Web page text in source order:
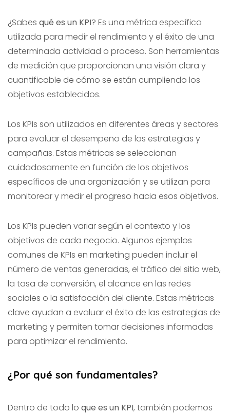
¿Sabes qué es un KPI? Es una métrica específica
utilizada para medir el rendimiento y el éxito de una
determinada actividad o proceso. Son herramientas
de medición que proporcionan una visión clara y
cuantificable de cómo se están cumpliendo los
objetivos establecidos.
Los KPIs son utilizados en diferentes áreas y sectores
para evaluar el desempeño de las estrategias y
campañas. Estas métricas se seleccionan
cuidadosamente en función de los objetivos
específicos de una organización y se utilizan para
monitorear y medir el progreso hacia esos objetivos.
Los KPIs pueden variar según el contexto y los
objetivos de cada negocio. Algunos ejemplos
comunes de KPIs en marketing pueden incluir el
número de ventas generadas, el tráfico del sitio web,
la tasa de conversión, el alcance en las redes
sociales o la satisfacción del cliente. Estas métricas
clave ayudan a evaluar el éxito de las estrategias de
marketing y permiten tomar decisiones informadas
para optimizar el rendimiento.
¿Por qué son fundamentales?
Dentro de todo lo que es un KPI, también podemos